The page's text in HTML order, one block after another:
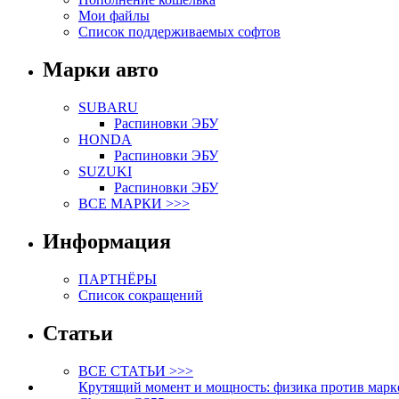
Мои файлы
Список поддерживаемых софтов
Марки авто
SUBARU
Распиновки ЭБУ
HONDA
Распиновки ЭБУ
SUZUKI
Распиновки ЭБУ
ВСЕ МАРКИ >>>
Информация
ПАРТНЁРЫ
Список сокращений
Статьи
ВСЕ СТАТЬИ >>>
Крутящий момент и мощность: физика против